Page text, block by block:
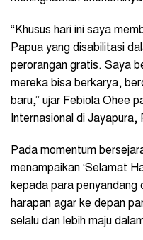
“Khusus hari ini saya
Papua yang disabilitasi
perorangan gratis. Saya
mereka bisa berkarya,
baru,” ujar Febiola Ohee
Internasional di
Pada momentum
menampaikan ‘Selamat
kepada para
harapan agar ke depan
selalu dan lebih maju